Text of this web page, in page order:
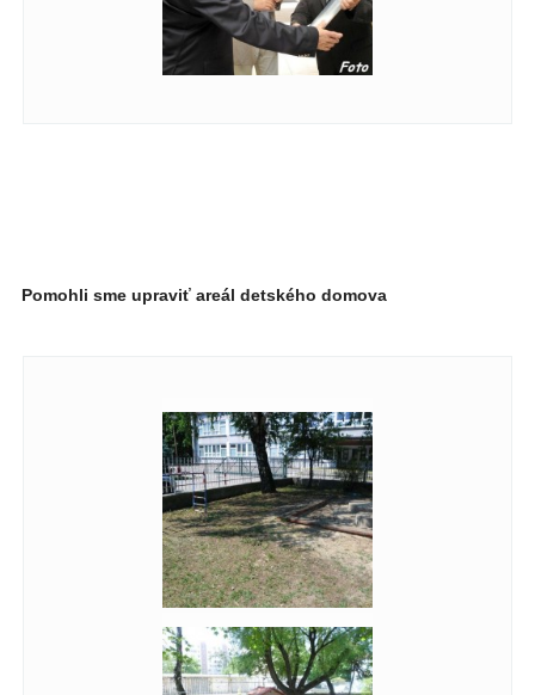
Pomohli sme upraviť areál detského domova